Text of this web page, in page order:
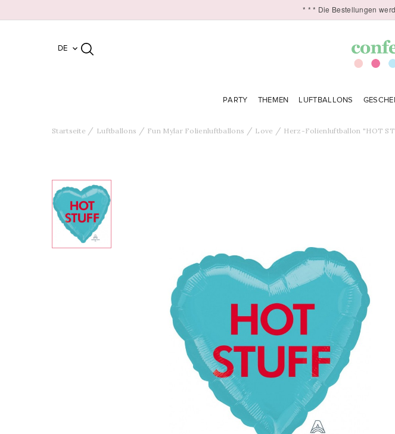
* * * Die Bestellungen
DE 
PARTY THEMEN LUFTBALLONS
Startseite Luftballons Fun Mylar Folienluftballons Love Herz-Folienluftballon "HOT